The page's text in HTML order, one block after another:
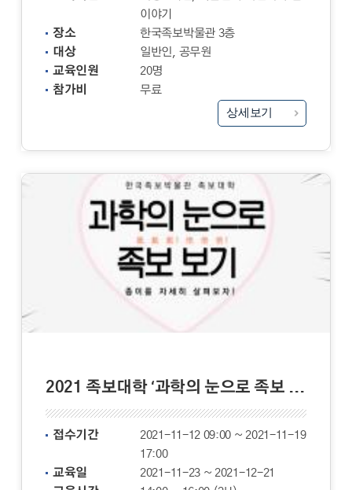
이야기
장소
한국족보박물관 3층
대상
일반인, 공무원
교육인원
20명
참가비
무료
상세보기
2021 족보대학 ‘과학의 눈으로 족보 보기’
접수기간
2021-11-12 09:00 ~ 2021-11-19
17:00
교육일
2021-11-23 ~ 2021-12-21